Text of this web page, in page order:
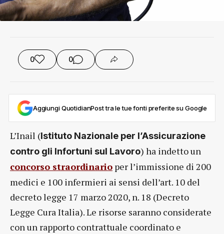
0 0
Aggiungi QuotidianPost tra le tue fonti preferite su Google
L’Inail (Istituto Nazionale per l’Assicurazione
contro gli Infortuni sul Lavoro) ha indetto un
concorso straordinario per l’immissione di 200
medici e 100 infermieri ai sensi dell’art. 10 del
decreto legge 17 marzo 2020, n. 18 (Decreto
Legge Cura Italia). Le risorse saranno considerate
con un rapporto contrattuale coordinato e